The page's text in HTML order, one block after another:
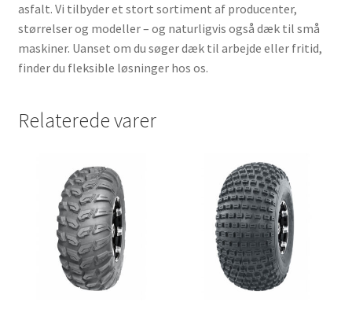
asfalt. Vi tilbyder et stort sortiment af producenter,
størrelser og modeller – og naturligvis også dæk til små
maskiner. Uanset om du søger dæk til arbejde eller fritid,
finder du fleksible løsninger hos os.
Relaterede varer